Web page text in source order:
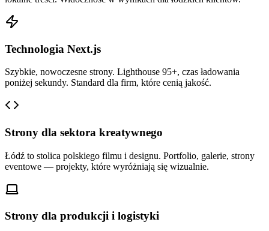
Technologia Next.js
Szybkie, nowoczesne strony. Lighthouse 95+, czas ładowania
poniżej sekundy. Standard dla firm, które cenią jakość.
Strony dla sektora kreatywnego
Łódź to stolica polskiego filmu i designu. Portfolio, galerie, strony
eventowe — projekty, które wyróżniają się wizualnie.
Strony dla produkcji i logistyki